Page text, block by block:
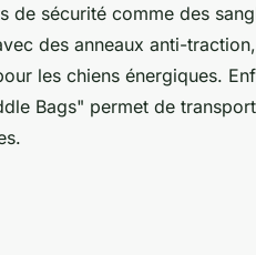
de sécurité comme des
des anneaux anti-
les chiens énergiques.
Bags" permet de